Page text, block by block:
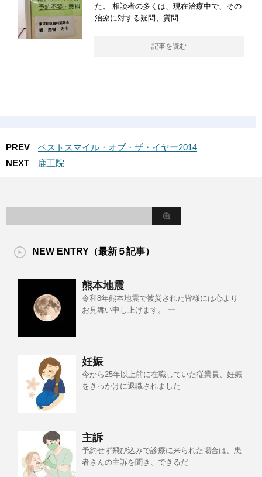
た。 相談者の多くは、現在治療中で、その
治療に対する疑問、質問
記事を読む
PREV
ベストスマイル・オブ・ザ・イヤー2014
NEXT
鹿王院
NEW ENTRY（最新５記事）
熊本地震
令和8年熊本地震で被災された皆様には心より
お見舞い申し上げます。 一
妊娠
今から25年以上前に在職していた従業員、妊娠
をきっかけに退職されました
主訴
予約せず飛び込みで診療に来られた場合は、患
者さんの主訴を聞き、できるだ